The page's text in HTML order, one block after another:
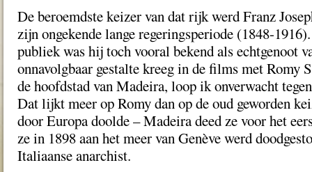
De beroemdste keizer van dat rijk werd Franz
zijn ongekende lange regeringsperiode (1848-
publiek was hij toch vooral bekend als echtgenoot
onnavolgbaar gestalte kreeg in de films met Romy
de hoofdstad van Madeira, loop ik onverwacht
Dat lijkt meer op Romy dan op de oud geworden
door Europa doolde – Madeira deed ze voor het
ze in 1898 aan het meer van Genève werd
Italiaanse anarchist.